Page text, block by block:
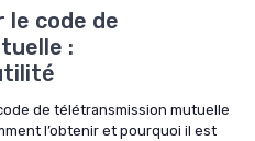
le code de
:
de télétransmission mutuelle
l’obtenir et pourquoi il est